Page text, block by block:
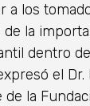
a los
de la
dentro
el
la